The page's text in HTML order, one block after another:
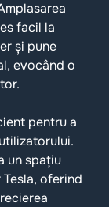
facil la
și pune
evocând o
pentru a
un spațiu
oferind